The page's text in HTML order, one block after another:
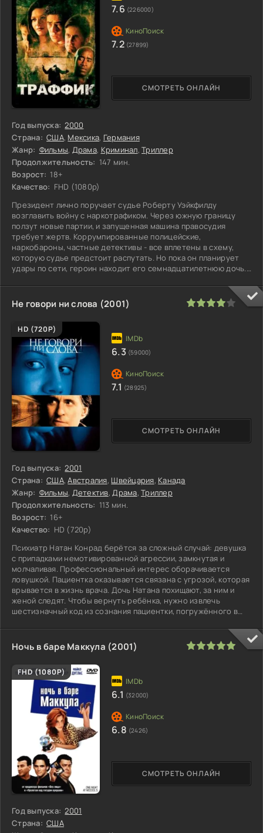
Год выпуска: 2000
Страна: США, Мексика, Германия
Жанр: Фильмы, Драма, Криминал,Триллер
Продолжительность: 147 мин.
Возрост: 18+
Качество: FHD (1080p)
Президент лично поручает судье Роберту Уэйкфилду
возглавить войну с наркотрафиком. Через южную границу
ползут новые партии, и запущенная машина правосудия
требует жертв. Коррумпированные полицейские,
наркобароны, частные детективы - все вплетены в схему,
которую судье предстоит распутать. Но пока он планирует
удары по сети, героин находит его семнадцатилетнюю дочь.
СМОТРЕТЬ ОНЛАЙН
7.6 (226000)
7.2 (27899)
Не говори ни слова (2001)
HD (720P)
Год выпуска: 2001
Страна: США,Австралия, Швейцария, Канада
Жанр: Фильмы, Детектив,Драма,Триллер
Продолжительность: 113 мин.
Возрост: 16+
Качество: HD (720p)
Психиатр Натан Конрад берётся за сложный случай: девушка
с припадками немотивированной агрессии, замкнутая и
молчаливая. Профессиональный интерес оборачивается
ловушкой. Пациентка оказывается связана с угрозой, которая
врывается в жизнь врача. Дочь Натана похищают, за ним и
женой следят. Чтобы вернуть ребёнка, нужно извлечь
шестизначный код из сознания пациентки, погружённого в
СМОТРЕТЬ ОНЛАЙН
6.3 (59000)
7.1 (28925)
80 1
Ночь в баре Маккула (2001)
FHD (1080P)
Год выпуска: 2001
Страна: США
СМОТРЕТЬ ОНЛАЙН
6.1 (32000)
6.8 (2426)
100 1